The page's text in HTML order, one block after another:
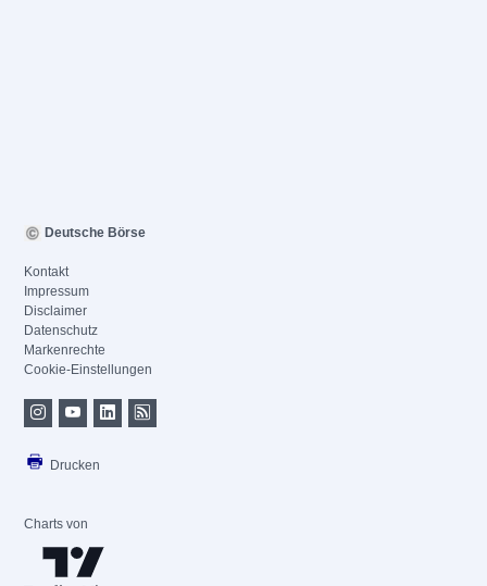
Deutsche Börse
Kontakt
Impressum
Disclaimer
Datenschutz
Markenrechte
Cookie-Einstellungen
Drucken
Charts von